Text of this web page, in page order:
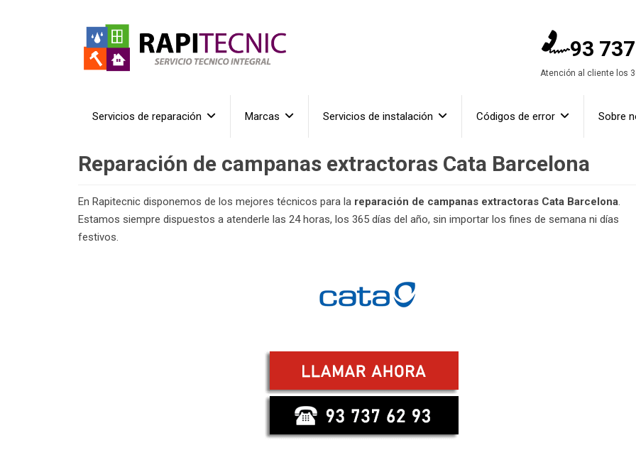
93
Atención al cliente los
Servicios de reparación Marcas Servicios de instalación Códigos de error Sobre
Reparación de campanas extractoras Cata Barcelona
En Rapitecnic disponemos de los mejores técnicos para la reparación de campanas extractoras Cata Barcelona.
Estamos siempre dispuestos a atenderle las 24 horas, los 365 días del año, sin importar los fines de semana ni días
festivos.